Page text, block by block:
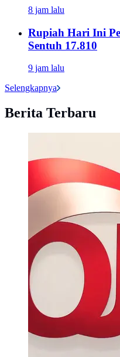
8 jam lalu
Rupiah Hari Ini
Sentuh 17.810
9 jam lalu
Selengkapnya
Berita Terbaru